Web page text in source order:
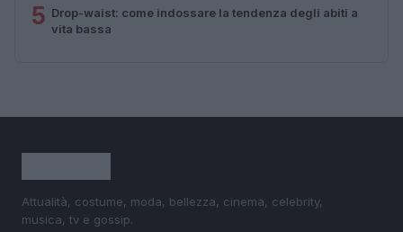
5 Drop-waist: come indossare la tendenza degli abiti a
vita bassa
Attualità, costume, moda, bellezza, cinema, celebrity,
musica, tv e gossip.